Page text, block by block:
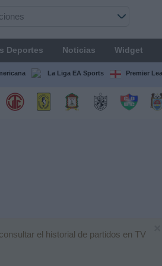
Deportes Noticias Widget
La Liga EA Sports Premier
el historial de partidos en TV